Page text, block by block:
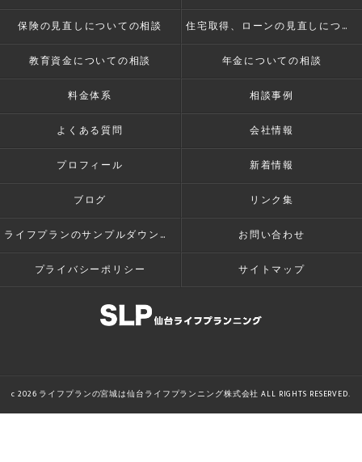
保険の見直しについての相談 住宅取得、ローンの見直しについての相談
教育資金についての相談 年金についての相談
料金体系 相談事例
よくある質問 会社情報
プロフィール 新着情報
ブログ リンク集
ライフプランのサンプルダウンロード お問い合わせ
プライバシーポリシー サイトマップ
c 2026 ライフプランの宮城は仙台ライフプランニング株式会社 ALL RIGHTS RESERVED.